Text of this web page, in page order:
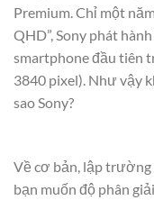
Premium. Chỉ một
QHD”, Sony phát
smartphone đầu tiên
3840 pixel). Như vậy
sao Sony?
Về cơ bản, lập trường
bạn muốn độ phân